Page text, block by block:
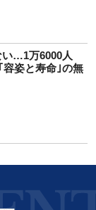
い…1万6000人
姿と寿命｣の無